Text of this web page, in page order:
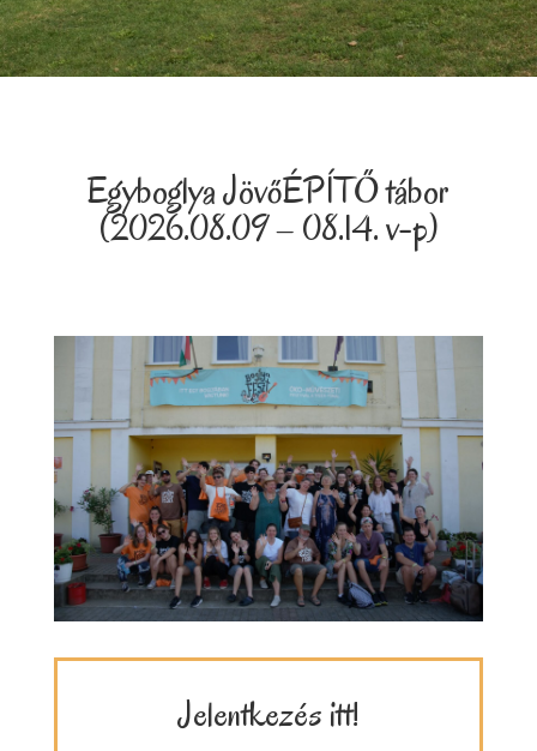
Egyboglya JövőÉPÍTŐ tábor
(2026.08.09 – 08.14. v-p)
Jelentkezés itt!